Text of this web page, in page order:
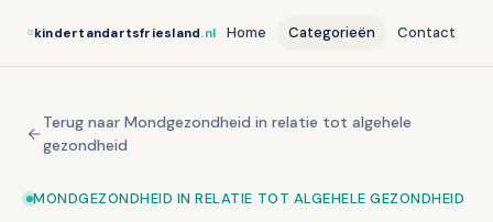
kindertandartsfriesland.nl Home Categorieën Contact
Terug naar Mondgezondheid in relatie tot algehele
gezondheid
MONDGEZONDHEID IN RELATIE TOT ALGEHELE GEZONDHEID